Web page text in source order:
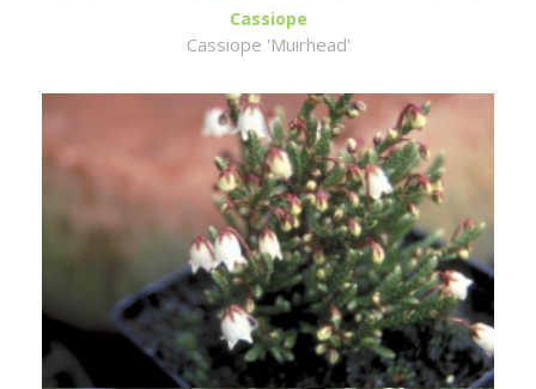
Cassiope
Cassiope 'Muirhead'